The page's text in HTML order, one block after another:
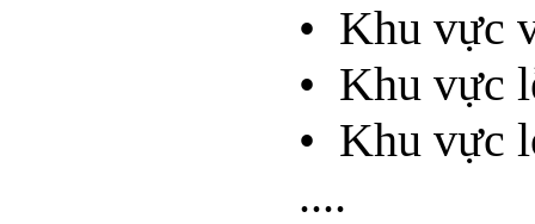
• Khu vực
• Khu vực
• Khu vực
....